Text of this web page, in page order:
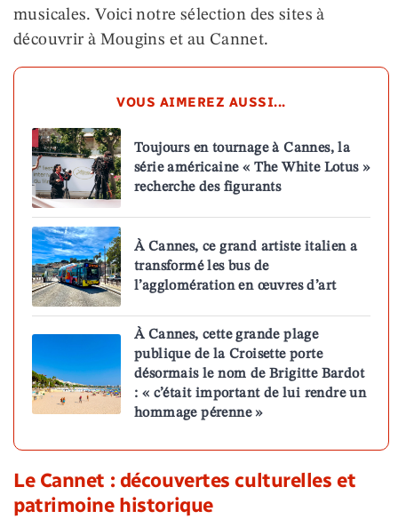
musicales. Voici notre sélection des sites à
découvrir à Mougins et au Cannet.
VOUS AIMEREZ AUSSI...
Toujours en tournage à Cannes, la
série américaine « The White Lotus »
recherche des figurants
À Cannes, ce grand artiste italien a
transformé les bus de
l’agglomération en œuvres d’art
À Cannes, cette grande plage
publique de la Croisette porte
désormais le nom de Brigitte Bardot
: « c’était important de lui rendre un
hommage pérenne »
Le Cannet : découvertes culturelles et
patrimoine historique